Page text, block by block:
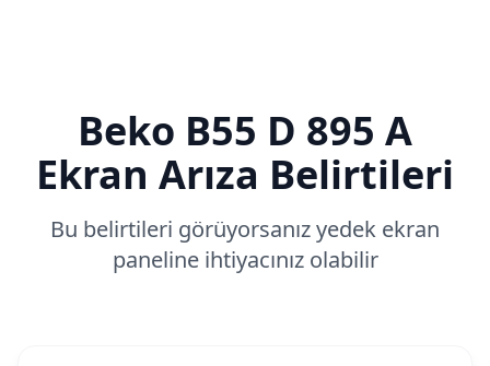
Beko B55 D 895 A
Ekran Arıza Belirtileri
Bu belirtileri görüyorsanız yedek ekran
paneline ihtiyacınız olabilir